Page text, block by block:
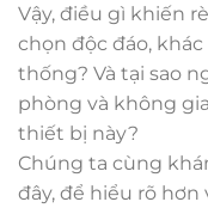
Vậy, điều gì khiến
chọn độc đáo,
thống? Và tại sao
phòng và không
thiết bị này?
Chúng ta cùng
đây, để hiểu rõ